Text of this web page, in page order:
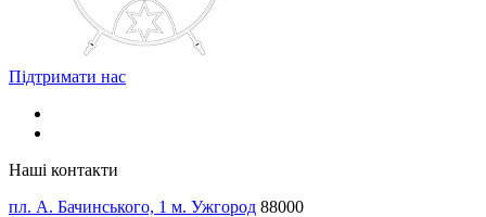
Підтримати нас
Наші контакти
пл. А. Бачинського, 1 м. Ужгород 88000